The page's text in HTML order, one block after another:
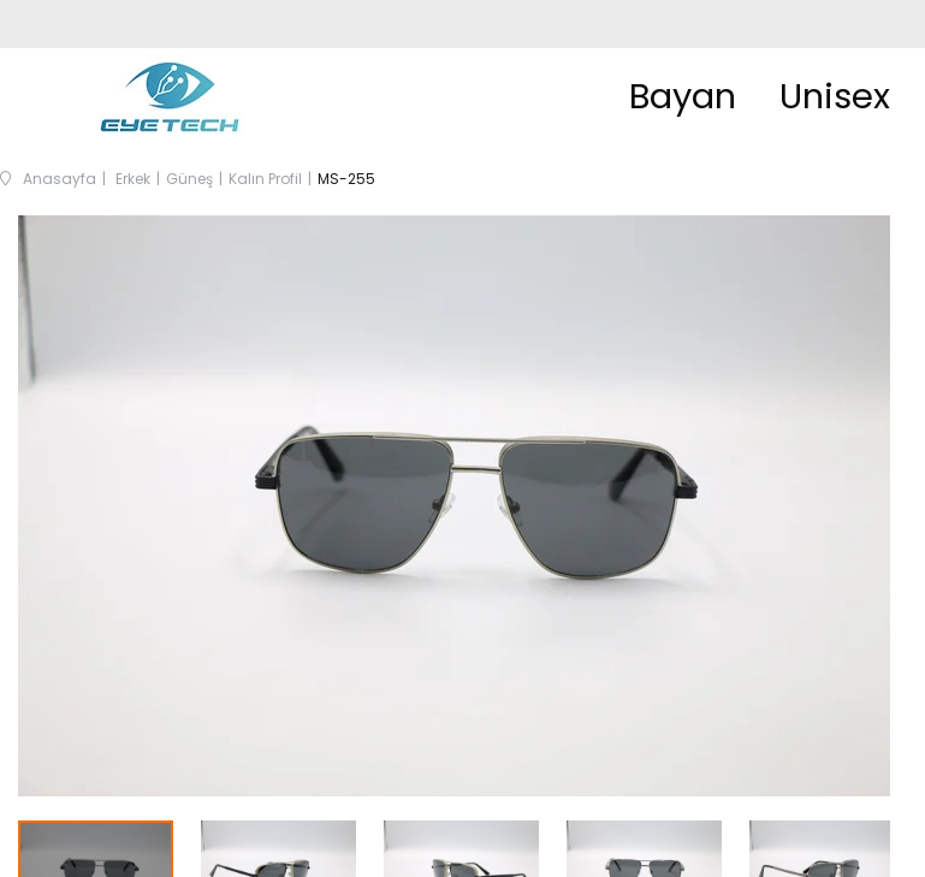
Bayan Unisex
Anasayfa Erkek Güneş Kalın Profil MS-255